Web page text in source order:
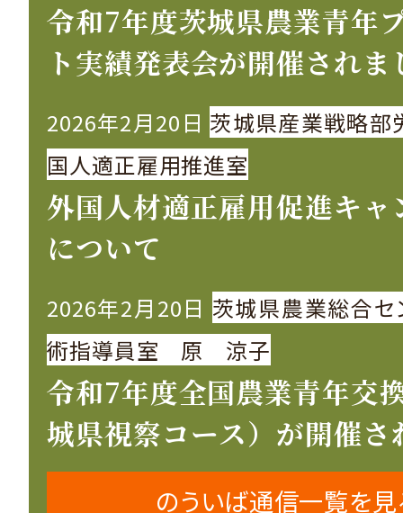
令和7年度茨城県農業青年
ト実績発表会が開催されま
2026年2月20日 茨城県産業戦略部
国人適正雇用推進室
外国人材適正雇用促進キャ
について
2026年2月20日 茨城県農業総合セ
術指導員室 原 涼子
令和7年度全国農業青年交
城県視察コース）が開催さ
のういば通信一覧を